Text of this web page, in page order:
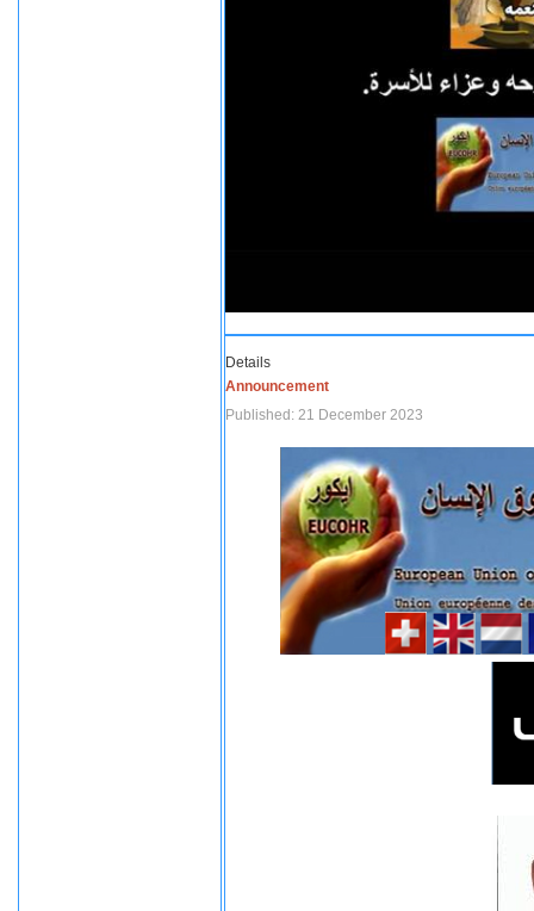
Details
Announcement
Published: 21 December 2023